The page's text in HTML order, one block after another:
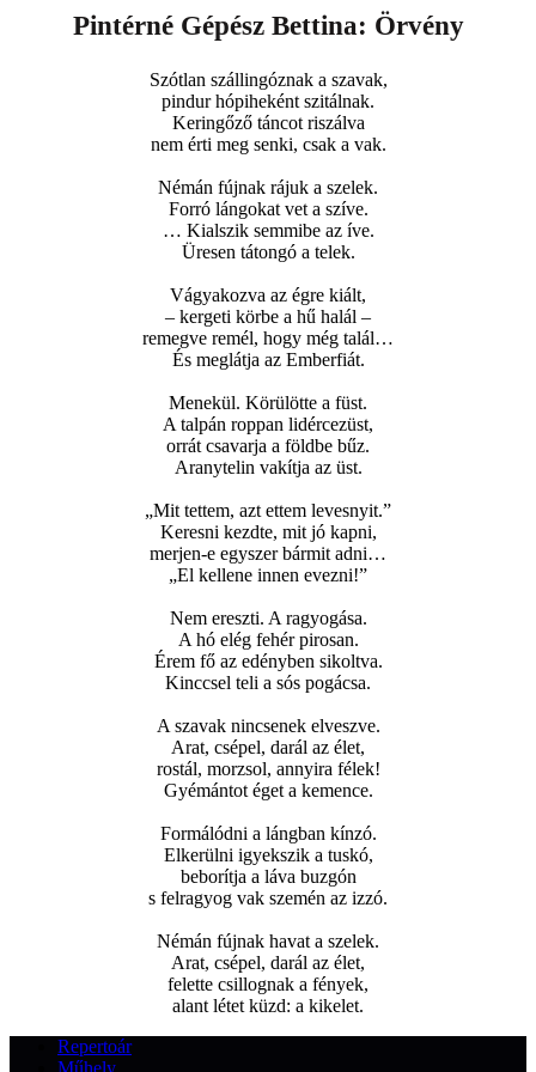
Pintérné Gépész Bettina: Örvény
Szótlan szállingóznak a szavak,
pindur hópiheként szitálnak.
Keringőző táncot riszálva
nem érti meg senki, csak a vak.
Némán fújnak rájuk a szelek.
Forró lángokat vet a szíve.
… Kialszik semmibe az íve.
Üresen tátongó a telek.
Vágyakozva az égre kiált,
– kergeti körbe a hű halál –
remegve remél, hogy még talál…
És meglátja az Emberfiát.
Menekül. Körülötte a füst.
A talpán roppan lidércezüst,
orrát csavarja a földbe bűz.
Aranytelin vakítja az üst.
„Mit tettem, azt ettem levesnyit.”
Keresni kezdte, mit jó kapni,
merjen-e egyszer bármit adni…
„El kellene innen evezni!”
Nem ereszti. A ragyogása.
A hó elég fehér pirosan.
Érem fő az edényben sikoltva.
Kinccsel teli a sós pogácsa.
A szavak nincsenek elveszve.
Arat, csépel, darál az élet,
rostál, morzsol, annyira félek!
Gyémántot éget a kemence.
Formálódni a lángban kínzó.
Elkerülni igyekszik a tuskó,
beborítja a láva buzgón
s felragyog vak szemén az izzó.
Némán fújnak havat a szelek.
Arat, csépel, darál az élet,
felette csillognak a fények,
alant létet küzd: a kikelet.
Repertoár
Műhely